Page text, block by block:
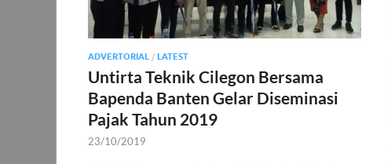
ADVERTORIAL / LATEST
Untirta Teknik Cilegon Bersama
Bapenda Banten Gelar Diseminasi
Pajak Tahun 2019
23/10/2019